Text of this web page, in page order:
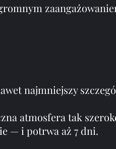
najmniejszy
atmosfera tak
— i potrwa aż 7 dni.